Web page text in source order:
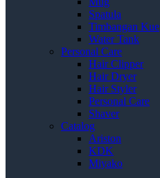
Spatula
Timbangan Kue
Water Tank
Personal Care
Hair Clipper
Hair Dryer
Hair Styler
Personal Care
Shaver
Catalog
Ariston
KDK
Miyako